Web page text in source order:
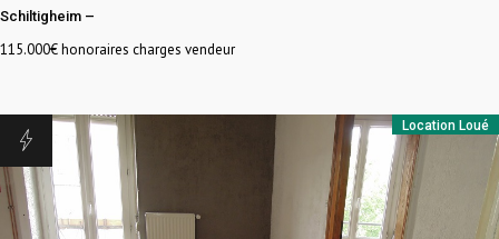
Schiltigheim –
115.000€ honoraires charges vendeur
Location Loué